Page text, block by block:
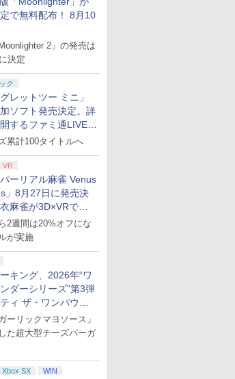
で無料配布！ 8月10
2」の発売は
決定
ク
グレットツー ミニ」
ソフト発売決定。詳
するファミ通LIVEが
20時から配信
累計100タイトルへ
VR
パーリアル麻雀 Venus
」8月27日に発売決
麻雀が3D×VRで復
2週間は20%オフにな
が実施
キング、2026年“ワ
ダーシリーズ”第3弾
ティ ザ・ワンパウン
を8月7日発売
ーリックマヨソース」
た超大型チーズバーガ
Xbox SX
WIN
ムブレム
ライセンス商品】 スプ
ラトゥーン レイダース
ワイヤレスホリパッド
TURBO for Nintendo
Switch 2 おすすめ
Switch スイッチ コン
トローラー 無線 連射
背面ボタン 充電 スプラ
レイダース スプラ
￥8,980
インタラ
ャパン
ンド・セ
トVI 【コ
クス版、
年11月12
始日：
19日】
オ-ト 6]
ーテインメント 【封入
特典付】【PS5】The
Blood of
Dawnwalker（ザ ブラ
ッド オブ ドーンウォー
カー） [ELJM-30962
PS5 ザ ブラッド オブ
￥8,320
ット Switch2
スイッチ2コントロ
ントローラ 連射コン
ーラー Bluetooth 背
連射機 XPT_T53R
￥4,400
人(完全生
ray】 [
舞』 ～静かなる夜半の
寝ざめ～【Blu-ray】 [
ミュージカル『刀剣乱
舞』 ]
￥7,821
プリペイ
|オンライ
8
ニンテンドープリペイ
ド番号 2000円|オンラ
インコード版
の巨人３
典あり】
典】「キ
ディット
の翼パー
梱
8
PlayStation 5 デジタ
ル・エディション 日本
語専用 (CFI-2200B01)
(CFI-ZDD1J) セット
ワイ
ローラー
ラック)
8
【純正品】Xbox Elite
ワイヤレス コントロー
ラー Series 2 Core
限
僕の心の
Blu-
特
リーブケ
ray]
8
【Amazon.co.jp限
定】ラブライブ！スー
パースター!! Liella!
MUSIC WORLD♪～
Blu-ray BOX - Liella!